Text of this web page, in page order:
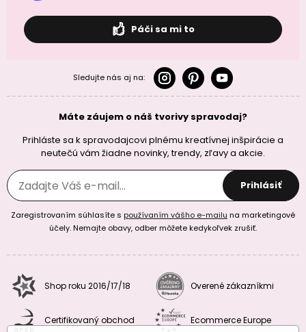
Páči sa mi to
Sledujte nás aj na:
Máte záujem o náš tvorivy spravodaj?
Prihláste sa k spravodajcovi plnému kreatívnej inšpirácie a
neutečú vám žiadne novinky, trendy, zľavy a akcie.
Prihlásiť
Zaregistrovaním súhlasíte s používaním vášho e-mailu na marketingové
účely. Nemajte obavy, odber môžete kedykoľvek zrušiť.
Shop roku 2016/17/18 Overené zákazníkmi
Certifikovaný obchod Ecommerce Europe